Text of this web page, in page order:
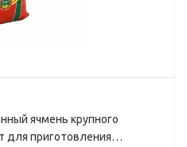
для приготовления